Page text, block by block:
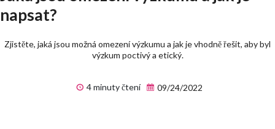
napsat?
Zjistěte, jaká jsou možná omezení výzkumu a jak je vhodně řešit, aby byl
výzkum poctivý a etický.
4 minuty čtení 09/24/2022